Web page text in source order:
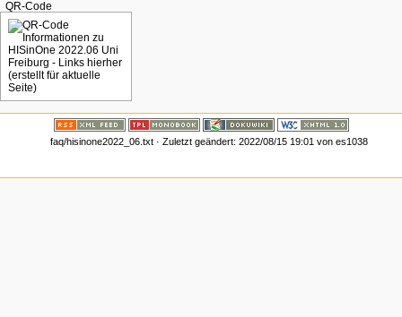
QR-Code
faq/hisinone2022_06.txt· Zuletzt geändert: 2022/08/15 19:01 von es1038